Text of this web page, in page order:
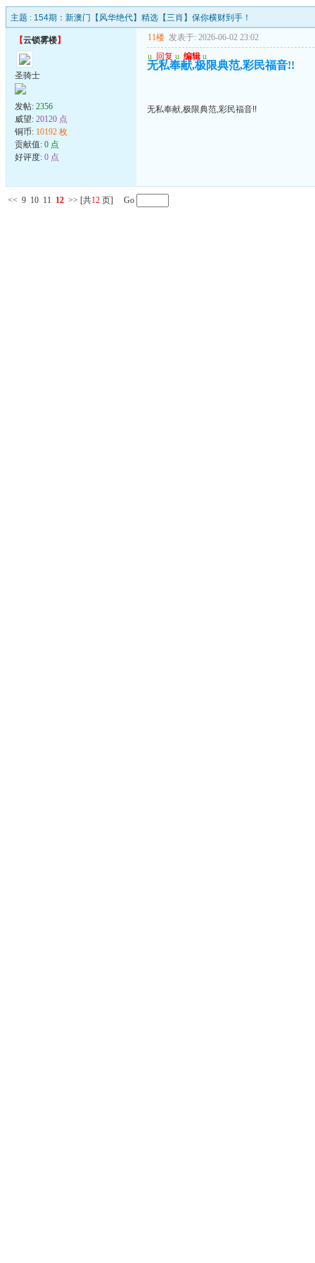
主题 : 154期：新澳门【风华绝代】精选【三肖】保你横财到手！
【云锁雾楼】
圣骑士
发帖: 2356
威望: 20120 点
铜币: 10192 枚
贡献值: 0 点
好评度: 0 点
11楼 发表于: 2026-06-02 23:02
u 回复 u 编辑 u
无私奉献,极限典范,彩民福音!!
无私奉献,极限典范,彩民福音!!
<< 9 10 11 12 >> [共12 页] Go